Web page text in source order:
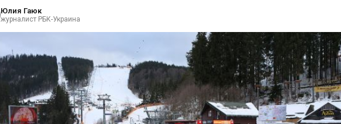
Юлия Гаюк
журналист РБК-Украина